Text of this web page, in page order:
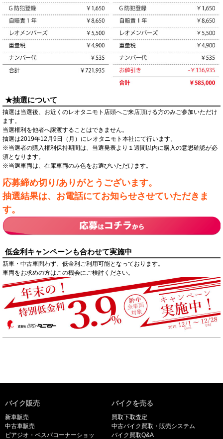
★抽選について
抽選は当選後、お近くのレオタニモト店頭へご来店頂ける方のみご参加いただけ
ます。
当選権利を他者へ譲渡することはできません。
抽選は2019年12月9日（月）にレオタニモト本社にて行います。
※当選者の購入権利保持期間は、当選発表より１週間以内に購入の意思確認が必
須となります。
※当選車両は、在庫車両のみ色をお選びいただけます。
応募締め切り/ありがとうございます。
抽選結果は、お電話にてお知らせさせていただきま
す。
低金利キャンペーンも合わせて実施中
新車・中古車問わず、低金利ご利用可能となっております。
車両をお求めの方はこの機会にご検討ください。
バイク販売
新車販売
中古車販売
ピアジオ・ベスパコーナーショッ
バイクを売る
買取下取査定
中古バイク買取・販売システム
バイク買取Q&A